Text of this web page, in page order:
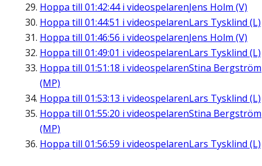
Hoppa till 01:42:44i videospelarenJens Holm (V)
Hoppa till 01:44:51 i videospelarenLars Tysklind (L)
Hoppa till 01:46:56 i videospelarenJens Holm (V)
Hoppa till 01:49:01 i videospelarenLars Tysklind (L)
Hoppa till 01:51:18 i videospelarenStina Bergström
(MP)
Hoppa till 01:53:13 i videospelarenLars Tysklind (L)
Hoppa till 01:55:20 i videospelarenStina Bergström
(MP)
Hoppa till 01:56:59 i videospelarenLars Tysklind (L)